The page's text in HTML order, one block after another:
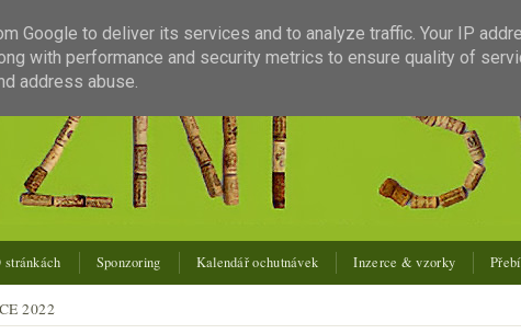
stránkách Sponzoring Kalendář ochutnávek Inzerce & vzorky
2022
Google to deliver its services and to analyze traffic. Your IP
with performance and security metrics to ensure quality of
address abuse.